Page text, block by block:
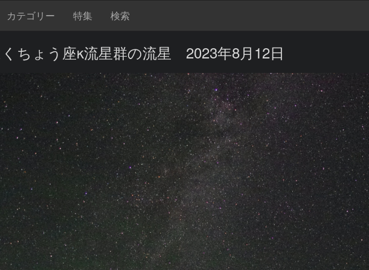
カテゴリー 特集 検索
ちょう座κ流星群の流星 2023年8月12日